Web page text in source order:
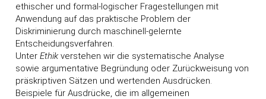
ethischer und formal-logischer Fragestellungen mit
Anwendung auf das praktische Problem der
Diskriminierung durch maschinell-gelernte
Entscheidungsverfahren.
UnterEthik verstehen wir die systematische Analyse
sowie argumentative Begründung oder Zurückweisung von
präskriptiven Sätzen und wertenden Ausdrücken.
Beispiele für Ausdrücke, die im allgemeinen